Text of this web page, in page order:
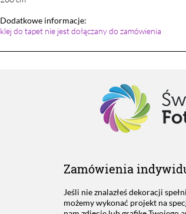
Dodatkowe informacje:
klej do tapet nie jest dołączany do zamówienia
Zamówienia
Jeśli nie znalazłeś dekoracji
możemy wykonać projekt na